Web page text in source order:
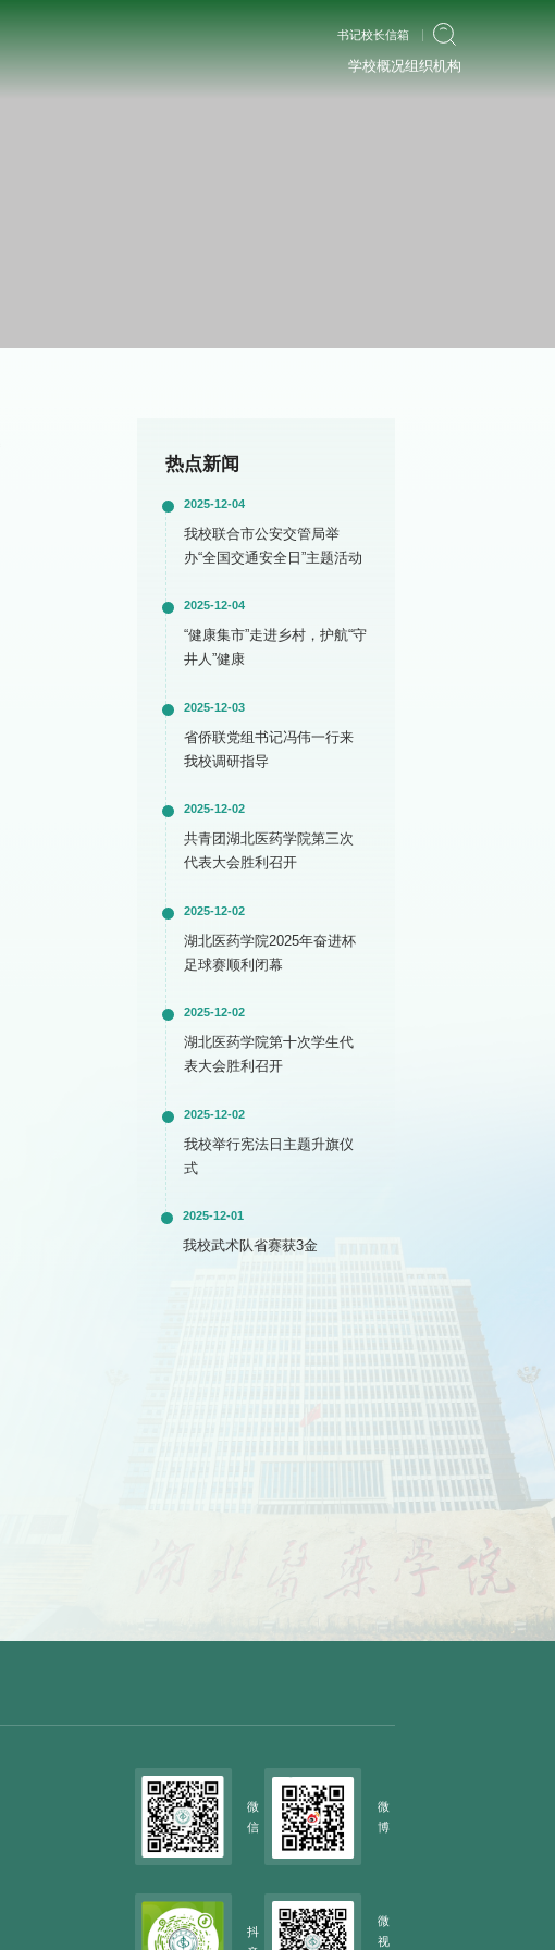
书记校长信箱
学校概况组织机构
热点新闻
2025-12-04
我校联合市公安交管局举
办“全国交通安全日”主题活动
2025-12-04
“健康集市”走进乡村，护航“守
井人”健康
2025-12-03
省侨联党组书记冯伟一行来
我校调研指导
2025-12-02
共青团湖北医药学院第三次
代表大会胜利召开
2025-12-02
湖北医药学院2025年奋进杯
足球赛顺利闭幕
2025-12-02
湖北医药学院第十次学生代
表大会胜利召开
2025-12-02
我校举行宪法日主题升旗仪
式
2025-12-01
我校武术队省赛获3金
微
信
微
博
抖
微
视